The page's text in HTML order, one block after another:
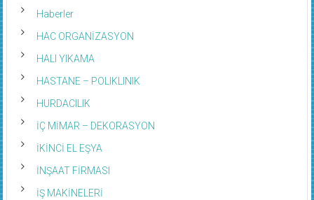
Haberler
HAC ORGANİZASYON
HALI YIKAMA
HASTANE – POLIKLINIK
HURDACILIK
İÇ MİMAR – DEKORASYON
İKİNCİ EL EŞYA
İNŞAAT FİRMASI
İŞ MAKİNELERİ